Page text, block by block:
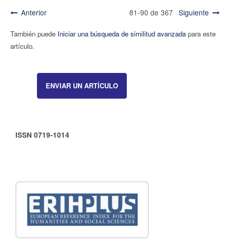
Anterior 81-90 de 367 Siguiente
También puede Iniciar una búsqueda de similitud avanzadapara este
artículo.
ENVIAR UN ARTÍCULO
ISSN 0719-1014